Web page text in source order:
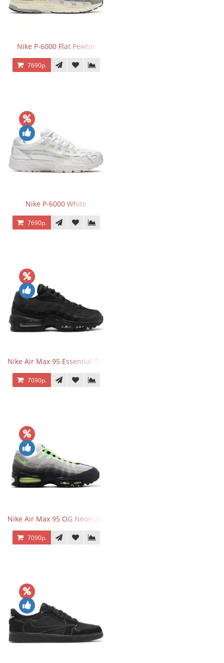
Nike P-6000 Flat Pewter
7690р.
Nike P-6000 White
7690р.
Nike Air Max 95 Essential Triple Black
7090р.
Nike Air Max 95 OG Neon 2025
7090р.